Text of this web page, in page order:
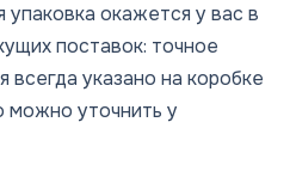
упаковка окажется у вас в
поставок: точное
всегда указано на коробке
можно уточнить у